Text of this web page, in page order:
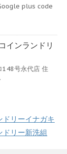
plus code
インランドリ
148号永代店 住
リーイナガキ
リー新洗組